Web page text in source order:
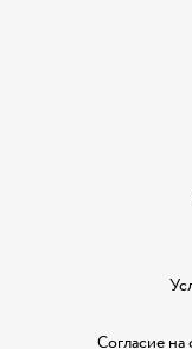
Согласие